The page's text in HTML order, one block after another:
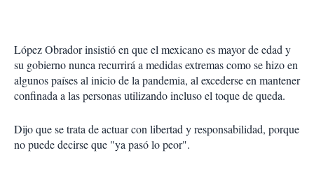
López Obrador insistió en que el mexicano es mayor de edad y
su gobierno nunca recurrirá a medidas extremas como se hizo en
algunos países al inicio de la pandemia, al excederse en mantener
confinada a las personas utilizando incluso el toque de queda.
Dijo que se trata de actuar con libertad y responsabilidad, porque
no puede decirse que "ya pasó lo peor".